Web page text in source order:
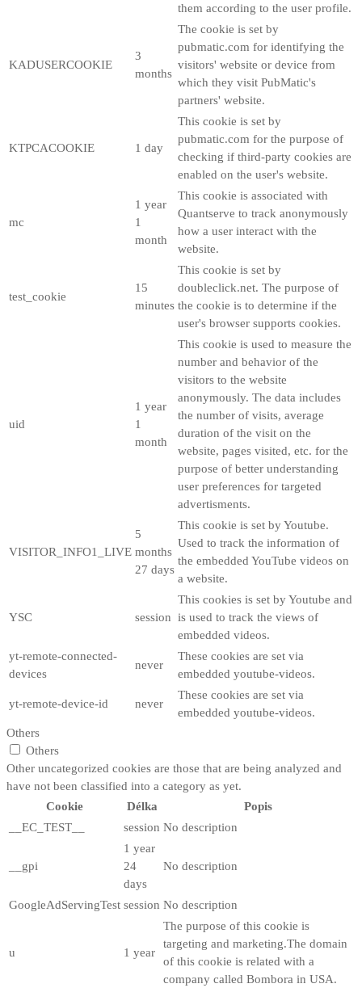
them according to the user profile.
KADUSERCOOKIE
3
months
The cookie is set by
pubmatic.com for identifying the
visitors' website or device from
which they visit PubMatic's
partners' website.
KTPCACOOKIE 1 day
This cookie is set by
pubmatic.com for the purpose of
checking if third-party cookies are
enabled on the user's website.
mc
1 year
1
month
This cookie is associated with
Quantserve to track anonymously
how a user interact with the
website.
test_cookie
15
minutes
This cookie is set by
doubleclick.net. The purpose of
the cookie is to determine if the
user's browser supports cookies.
uid
1 year
1
month
This cookie is used to measure the
number and behavior of the
visitors to the website
anonymously. The data includes
the number of visits, average
duration of the visit on the
website, pages visited, etc. for the
purpose of better understanding
user preferences for targeted
advertisments.
VISITOR_INFO1_LIVE
5
months
27 days
This cookie is set by Youtube.
Used to track the information of
the embedded YouTube videos on
a website.
YSC session
This cookies is set by Youtube and
is used to track the views of
embedded videos.
yt-remote-connected-
devices
never
These cookies are set via
embedded youtube-videos.
yt-remote-device-id never
These cookies are set via
embedded youtube-videos.
Others
Others
Other uncategorized cookies are those that are being analyzed and
have not been classified into a category as yet.
Cookie
Délka
Popis
__EC_TEST__
session No description
__gpi
1 year
24
days
No description
GoogleAdServingTest session No description
u 1 year
The purpose of this cookie is
targeting and marketing.The domain
of this cookie is related with a
company called Bombora in USA.